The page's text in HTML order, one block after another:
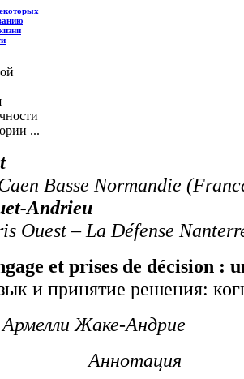
...
Basse Normandie
Andrieu
Ouest – La Défense
et prises de décision :
и принятие решения:
Жаке-Андрие
Аннотация